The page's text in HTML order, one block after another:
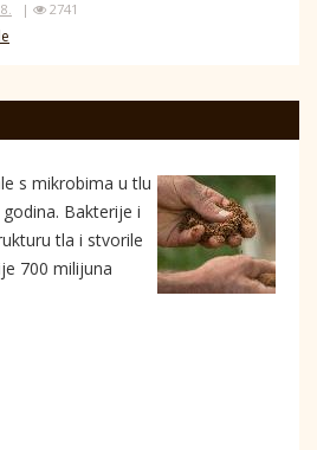
| 2741
s mikrobima u tlu
Bakterije i
tla i stvorile
700 milijuna